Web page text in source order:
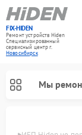
FIX-HIDEN
Ремонт устройств Hiden
Специализированный
cервисный центр г.
Новосибирск
Мы